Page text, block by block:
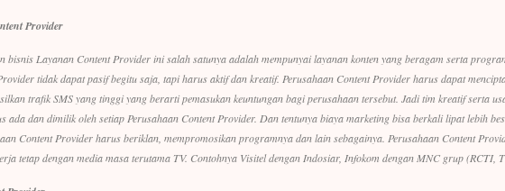
Provider
bisnis Layanan Content Provider ini salah satunya adalah mempunyai layanan konten yang beragam serta
tidak dapat pasif begitu saja, tapi harus aktif dan kreatif. Perusahaan Content Provider harus dapat
trafik SMS yang tinggi yang berarti pemasukan keuntungan bagi perusahaan tersebut. Jadi tim kreatif serta
ada dan dimilik oleh setiap Perusahaan Content Provider. Dan tentunya biaya marketing bisa berkali lipat lebih
Content Provider harus beriklan, mempromosikan programnya dan lain sebagainya. Perusahaan Content
tetap dengan media masa terutama TV. Contohnya Visitel dengan Indosiar, Infokom dengan MNC grup (RCTI,